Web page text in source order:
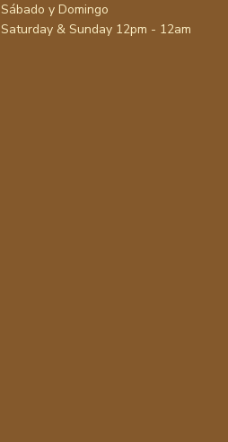
Sábado y Domingo
Saturday & Sunday 12pm - 12am